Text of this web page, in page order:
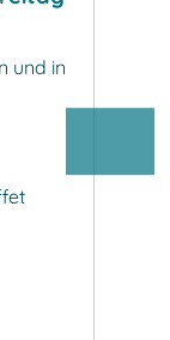
und in